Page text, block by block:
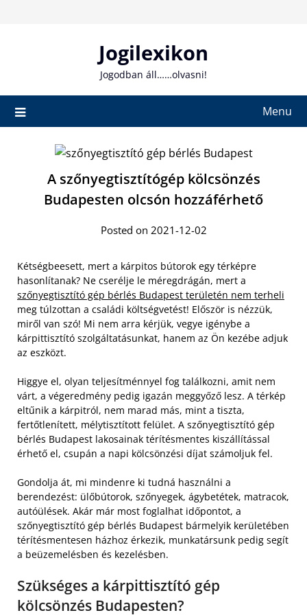
Jogilexikon
Jogodban áll……olvasni!
Menu
A szőnyegtisztítógép kölcsönzés
Budapesten olcsón hozzáférhető
Posted on 2021-12-02
Kétségbeesett, mert a kárpitos bútorok egy térképre
hasonlítanak? Ne cserélje le méregdrágán, mert a
szőnyegtisztító gép bérlés Budapest területén nem terheli
meg túlzottan a családi költségvetést! Először is nézzük,
miről van szó! Mi nem arra kérjük, vegye igénybe a
kárpittisztító szolgáltatásunkat, hanem az Ön kezébe adjuk
az eszközt.
Higgye el, olyan teljesítménnyel fog találkozni, amit nem
várt, a végeredmény pedig igazán meggyőző lesz. A térkép
eltűnik a kárpitról, nem marad más, mint a tiszta,
fertőtlenített, mélytisztított felület. A szőnyegtisztító gép
bérlés Budapest lakosainak térítésmentes kiszállítással
érhető el, csupán a napi kölcsönzési díjat számoljuk fel.
Gondolja át, mi mindenre ki tudná használni a
berendezést: ülőbútorok, szőnyegek, ágybetétek, matracok,
autóülések. Akár már most foglalhat időpontot, a
szőnyegtisztító gép bérlés Budapest bármelyik kerületében
térítésmentesen házhoz érkezik, munkatársunk pedig segít
a beüzemelésben és kezelésben.
Szükséges a kárpittisztító gép
kölcsönzés Budapesten?